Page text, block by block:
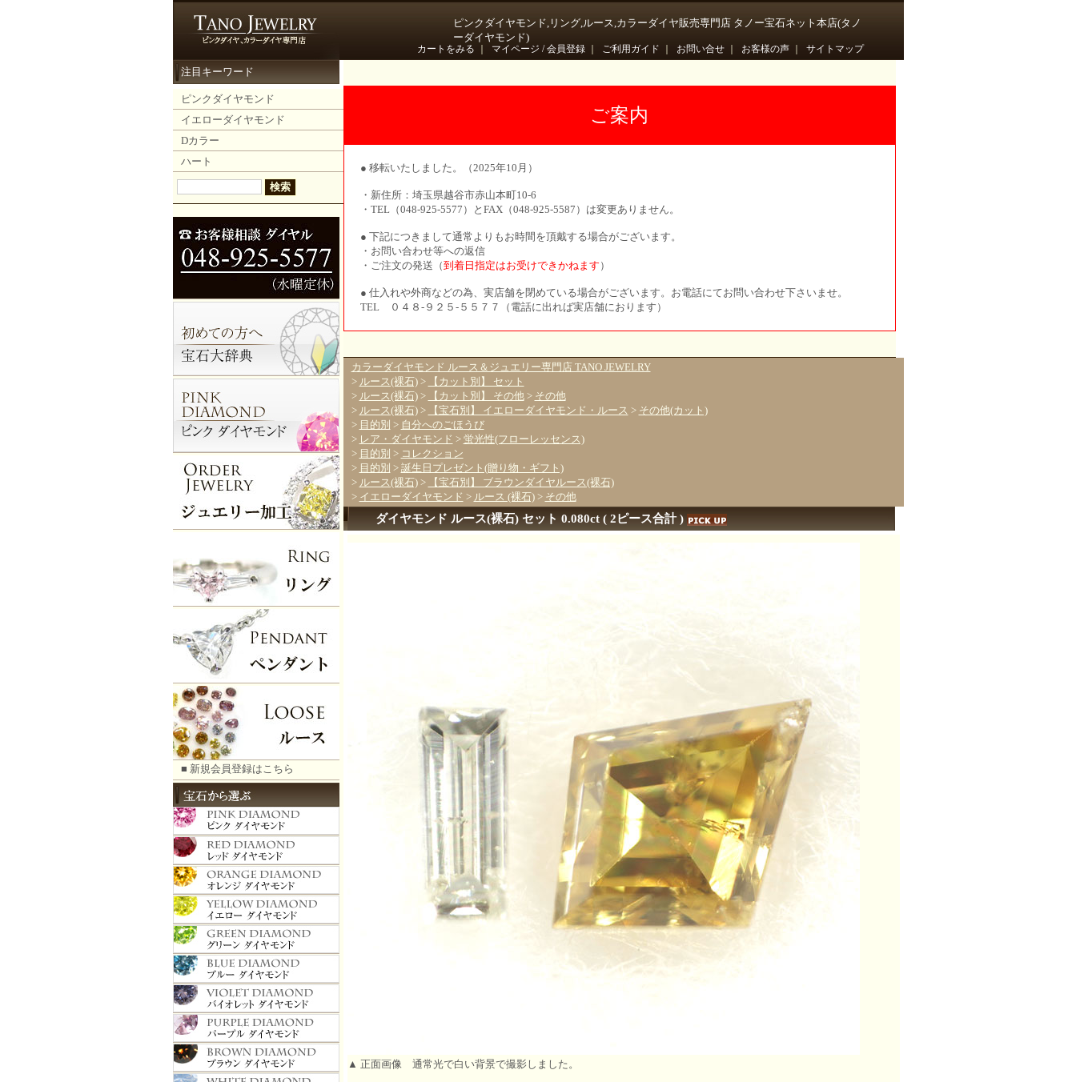
ピンクダイヤモンド,リング,ルース,カラーダイヤ販売専門店 タノー宝石ネット本店(タノ
ーダイヤモンド)
カートをみる マイページ / 会員登録｜ ご利用ガイド お問い合せ｜ お客様の声｜ サイトマップ
注目キーワード
ピンクダイヤモンド
イエローダイヤモンド
Dカラー
ハート
■ 新規会員登録はこちら
ご案内
● 移転いたしました。（2025年10月）
・新住所：埼玉県越谷市赤山本町10-6
・TEL（048-925-5577）とFAX（048-925-5587）は変更ありません。
● 下記につきまして通常よりもお時間を頂戴する場合がございます。
・お問い合わせ等への返信
・ご注文の発送（到着日指定はお受けできかねます ）
● 仕入れや外商などの為、実店舗を閉めている場合がございます。お電話にてお問い合わせ下さいませ。
TEL ０４８-９２５-５５７７（電話に出れば実店舗におります）
カラーダイヤモンド ルース＆ジュエリー専門店 TANO JEWELRY
> ルース(裸石)>
【カット別】 セット
> ルース(裸石)> 【カット別】 その他> その他
> ルース(裸石)> 【宝石別】 イエローダイヤモンド・ルース > その他(カット)
> 目的別 > 自分へのごほうび
> レア・ダイヤモンド > 蛍光性(フローレッセンス)
> 目的別 > コレクション
> 目的別 > 誕生日プレゼント(贈り物・ギフト)
> ルース(裸石)>
【宝石別】 ブラウンダイヤルース(裸石)
> イエローダイヤモンド > ルース (裸石)> その他
ダイヤモンド ルース(裸石) セット 0.080ct ( 2ピース合計 )
▲ 正面画像 通常光で白い背景で撮影しました。